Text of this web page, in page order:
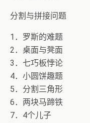
分割与拼接问题
1．罗斯的难题
2．桌面与凳面
3．七巧板悖论
4．小圆饼趣题
5．分割三角形
6．两块马蹄铁
7．4个儿子